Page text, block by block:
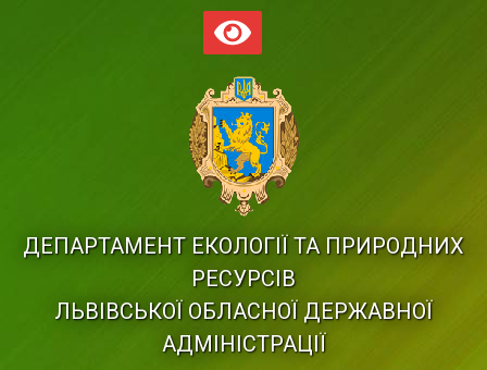
ДЕПАРТАМЕНТ ЕКОЛОГІЇ ТА ПРИРОДНИХ
РЕСУРСІВ
ЛЬВІВСЬКОЇ ОБЛАСНОЇ ДЕРЖАВНОЇ
АДМІНІСТРАЦІЇ